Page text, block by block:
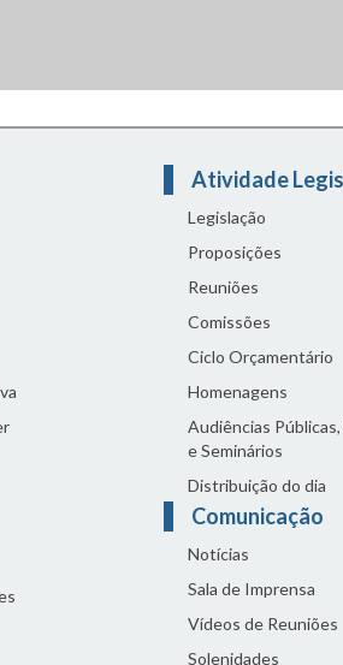
Atividade
Legislação
Proposições
Reuniões
Comissões
Ciclo Orçamentário
Homenagens
Audiências
e Seminários
Distribuição do dia
Comunicação
Notícias
Sala de Imprensa
Vídeos de Reuniões
Solenidades